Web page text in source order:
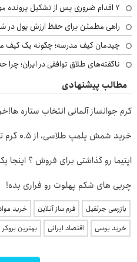
۷ اقدام ضروری پس از تشکیل پرونده مواد مخدر؛ راهنمای خانواده‌ها
راهی مطمئن برای حفظ ارزش پول در
چیدمان کیف مدرسه؛ چگونه یک کیف
ناگفته‌های طلاق توافقی در ایران؛
مطالب پیشنهادی
کرم جوانساز آلمانی انتخاب ستاره
خرید شمش پلمپ طلاسی، از ۰.۵ گرم تا ۱۰ گرم
اپتیما رو گذاشتی برای فروش ؟ اینجا
چربی های شکم پهلوت رو فراری بده!
بازرسی جرثقیل فرم ساز آنلاین خرید
خرید یوسی
اقتصاد ایرانی بهترین بروکر